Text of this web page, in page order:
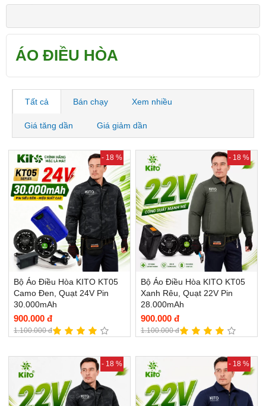
ÁO ĐIỀU HÒA
Tất cả Bán chạy Xem nhiều
Giá tăng dần Giá giảm dần
- 18 %
Bộ Áo Điều Hòa KITO KT05
Camo Đen, Quạt 24V Pin
30.000mAh
900.000 đ
1.100.000 đ
- 18 %
Bộ Áo Điều Hòa KITO KT05
Xanh Rêu, Quạt 22V Pin
28.000mAh
900.000 đ
1.100.000 đ
- 18 % - 18 %